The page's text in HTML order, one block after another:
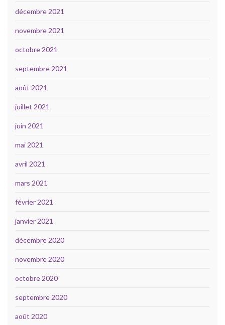
décembre 2021
novembre 2021
octobre 2021
septembre 2021
août 2021
juillet 2021
juin 2021
mai 2021
avril 2021
mars 2021
février 2021
janvier 2021
décembre 2020
novembre 2020
octobre 2020
septembre 2020
août 2020